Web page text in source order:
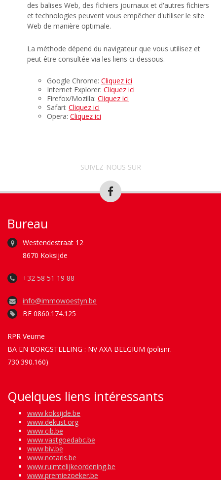
des balises Web, des fichiers journaux et d'autres fichiers
et technologies peuvent vous empêcher d'utiliser le site
Web de manière optimale.
La méthode dépend du navigateur que vous utilisez et
peut être consultée via les liens ci-dessous.
Google Chrome: Cliquez ici
Internet Explorer: Cliquez ici
Firefox/Mozilla: Cliquez ici
Safari: Cliquez ici
Opera: Cliquez ici
SUIVEZ-NOUS SUR
Bureau
Westendestraat 12
8670 Koksijde
+32 58 51 19 88
info@immowoestyn.be
BE 0860.174.125
RPR Veurne
BA EN BORGSTELLING : NV AXA BELGIUM (polisnr.
730.390.160)
Quelques liens intéressants
www.koksijde.be
www.dekust.org
www.cib.be
www.vastgoedabc.be
www.biv.be
www.notaris.be
www.ruimtelijkeordening.be
www.premiezoeker.be